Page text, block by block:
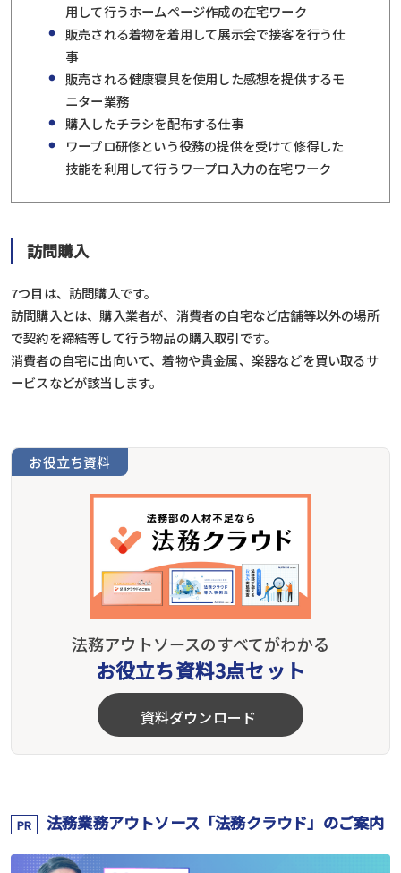
用して行うホームページ作成の在宅ワーク
販売される着物を着用して展示会で接客を行う仕
事
販売される健康寝具を使用した感想を提供するモ
ニター業務
購入したチラシを配布する仕事
ワープロ研修という役務の提供を受けて修得した
技能を利用して行うワープロ入力の在宅ワーク
訪問購入
7つ目は、訪問購入です。
訪問購入とは、購入業者が、消費者の自宅など店舗等以外の場所
で契約を締結等して行う物品の購入取引です。
消費者の自宅に出向いて、着物や貴金属、楽器などを買い取るサ
ービスなどが該当します。
お役立ち資料
法務アウトソースのすべてがわかる
お役立ち資料3点セット
資料ダウンロード
PR 法務業務アウトソース「法務クラウド」のご案内